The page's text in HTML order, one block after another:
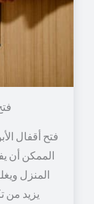
فتح أقفال
الممكن أن
المنزل
يزيد من